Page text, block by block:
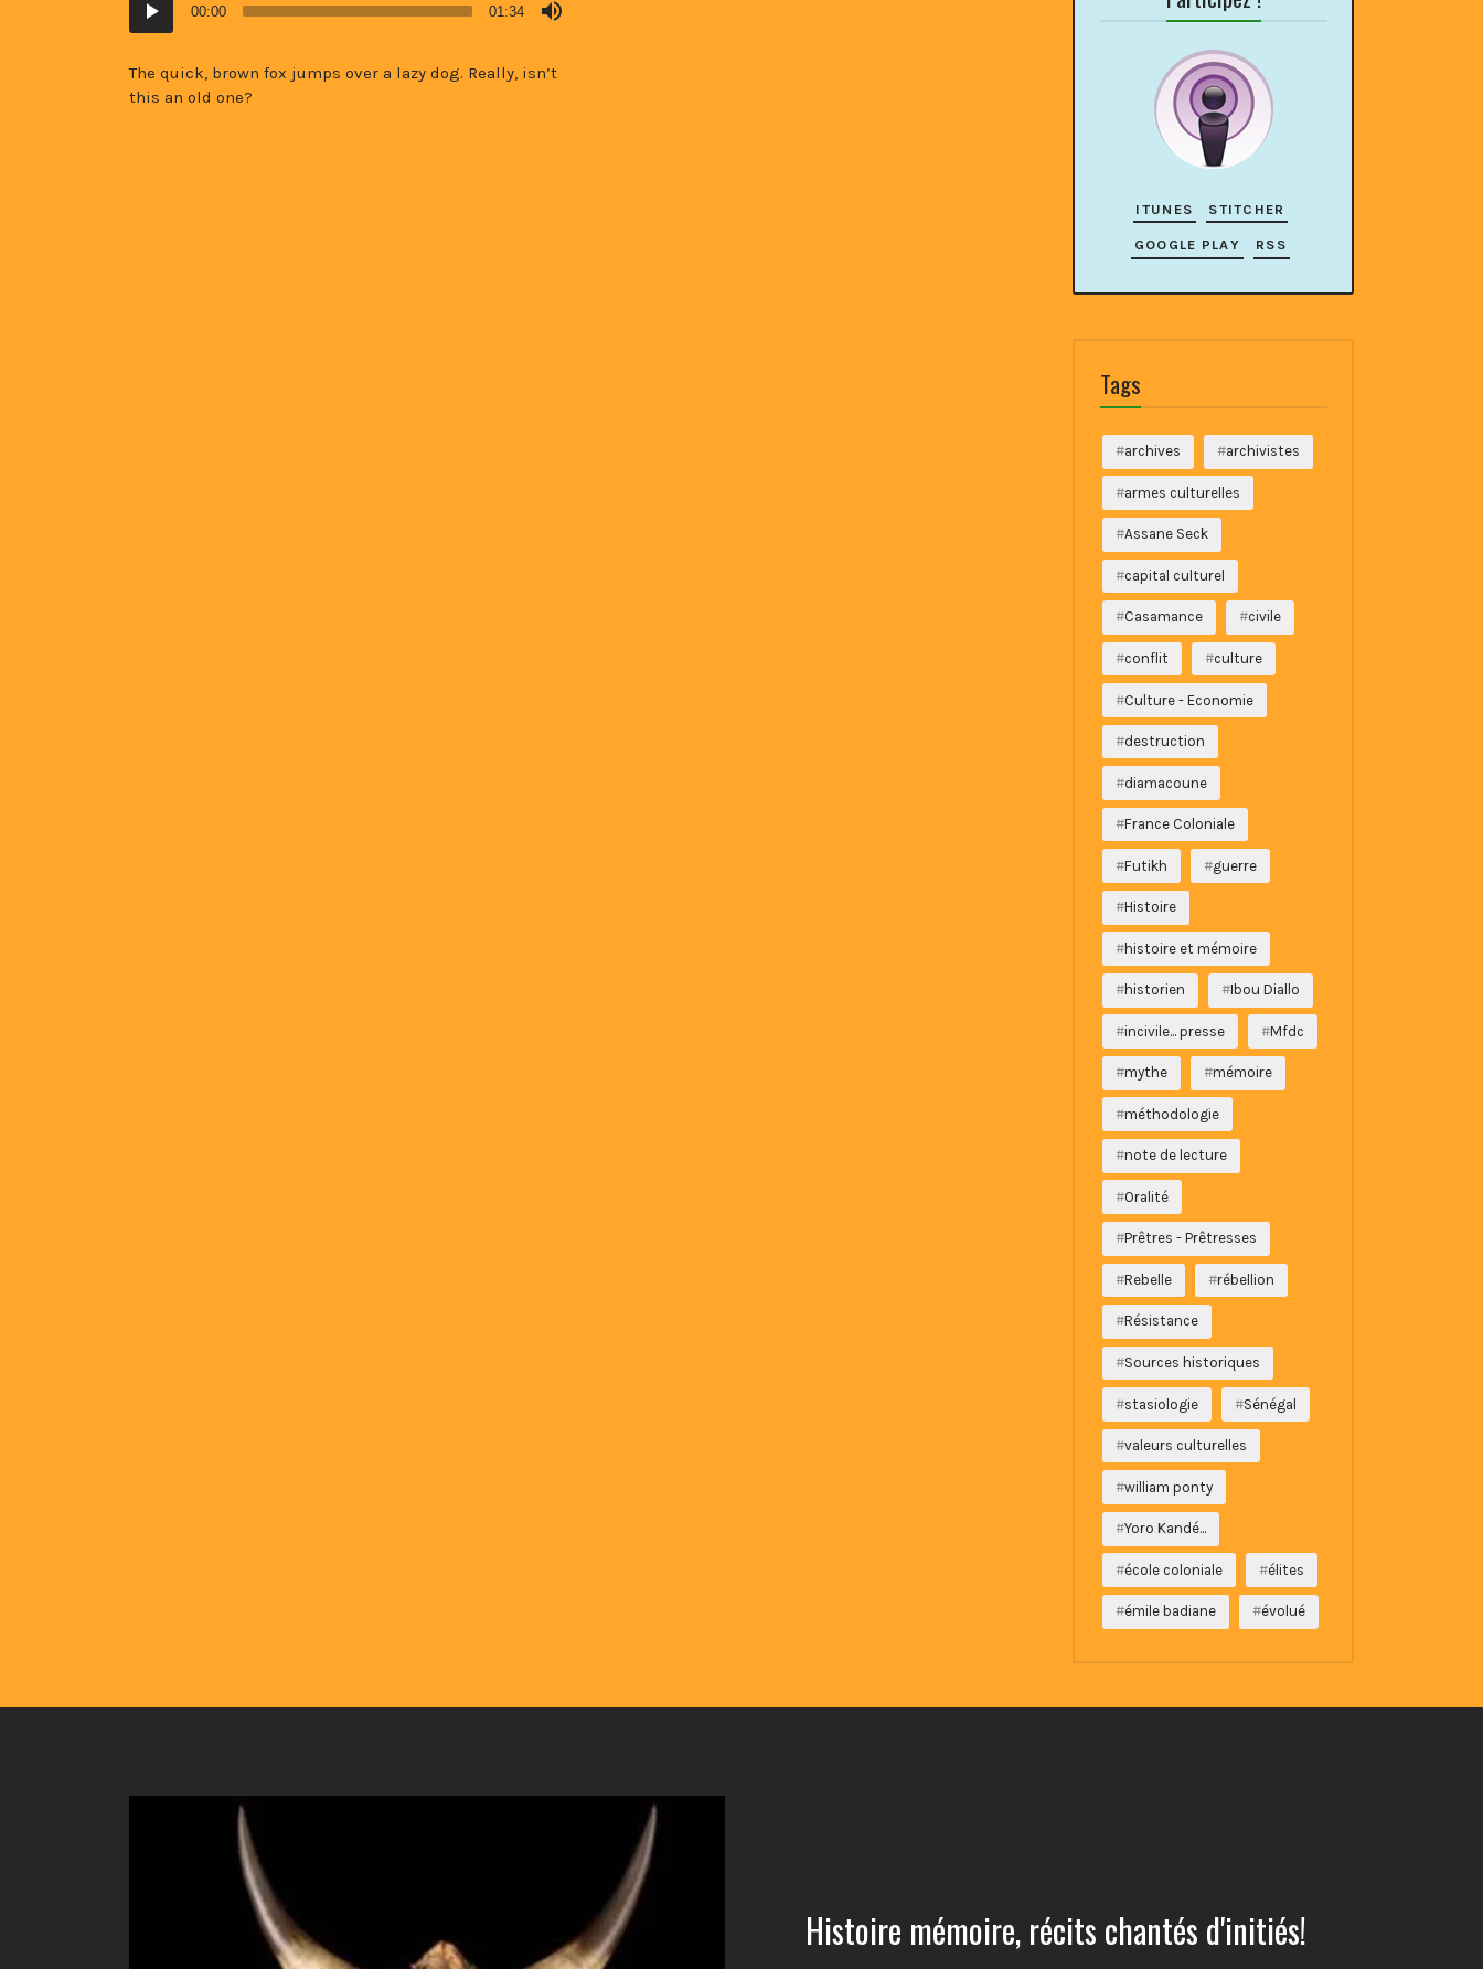
Player
00:00 01:34
The quick, brown fox jumps over a lazy dog. Really, isn’t
this an old one?
ITUNES STITCHER
GOOGLE PLAY RSS
Tags
archives archivistes
armes culturelles
Assane Seck
capital culturel
Casamance civile
conflit culture
Culture - Economie
destruction
diamacoune
France Coloniale
Futikh guerre
Histoire
histoire et mémoire
historien Ibou Diallo
incivile... presse Mfdc
mythe mémoire
méthodologie
note de lecture
Oralité
Prêtres - Prêtresses
Rebelle rébellion
Résistance
Sources historiques
stasiologie Sénégal
valeurs culturelles
william ponty
Yoro Kandé...
école coloniale élites
émile badiane évolué
Histoire mémoire, récits chantés d'initiés!